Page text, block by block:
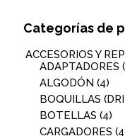
Categorías de
ACCESORIOS Y
ADAPTADORES
ALGODÓN (4)
BOQUILLAS
BOTELLAS (4)
CARGADORES